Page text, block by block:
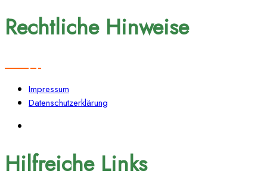
Rechtliche Hinweise
Impressum
Datenschutzerklärung
Hilfreiche Links